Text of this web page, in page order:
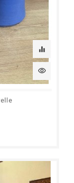
equalizer
visibility